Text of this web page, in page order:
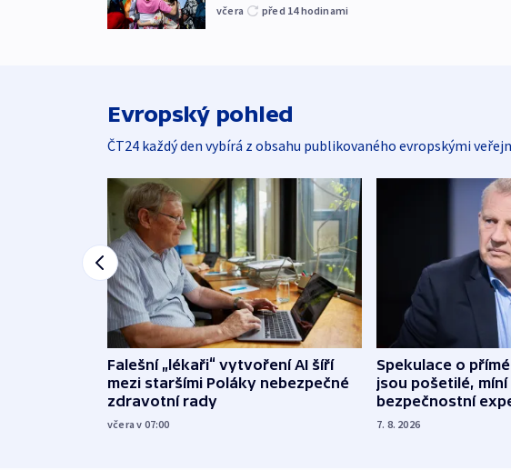
včera před 14hodinami
Evropský pohled
ČT24 každý den vybírá z obsahu publikovaného evropskými
Falešní „lékaři“ vytvoření AI šíří
mezi staršími Poláky nebezpečné
zdravotní rady
včera v 07:00
Spekulace o
jsou pošetilé,
bezpečnostní
7. 8. 2026